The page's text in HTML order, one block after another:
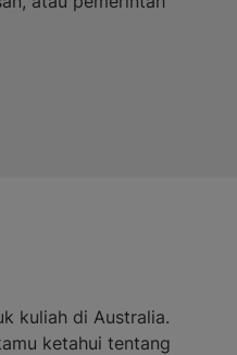
kuliah di Australia.
ketahui tentang